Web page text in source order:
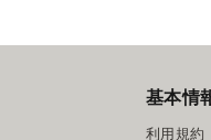
基本情
利用規約